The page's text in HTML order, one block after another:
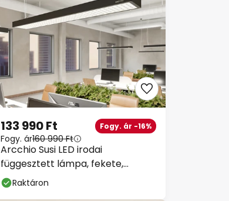
Arcchio Susi LED irodai
függesztett lámpa, fekete,
120cm, 4000K, DALI
133 990 Ft Fogy. ár -16%
Fogy. ár160 990 Ft
Raktáron